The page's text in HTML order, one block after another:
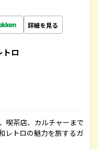
詳細を見る
ロ
喫茶店、カルチャーまで
レトロの魅力を旅するガ